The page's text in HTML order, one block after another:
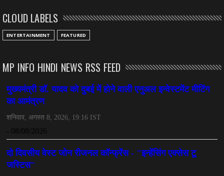
CLOUD LABELS
ENTERTAINMENT FEATURED
MP INFO HINDI NEWS RSS FEED